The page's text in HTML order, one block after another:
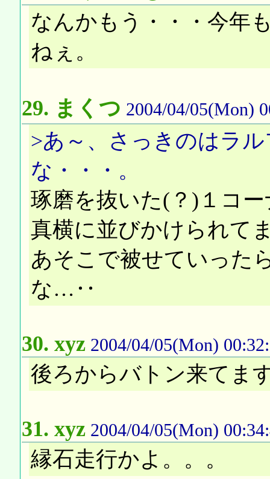
なんかもう・・・今年
ねぇ。
29. まくつ 2004/04/05(Mon)
>あ～、さっきのはラ
な・・・。
琢磨を抜いた(？)１コ
真横に並びかけられて
あそこで被せていった
な…‥
30. xyz 2004/04/05(Mon)
後ろからバトン来てま
31. xyz 2004/04/05(Mon)
縁石走行かよ。。。